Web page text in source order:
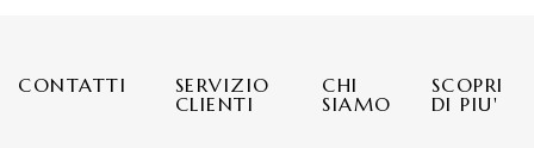
CONTATTI
SERVIZIO
CLIENTI
CHI
SIAMO
SCOPRI
DI PIU'